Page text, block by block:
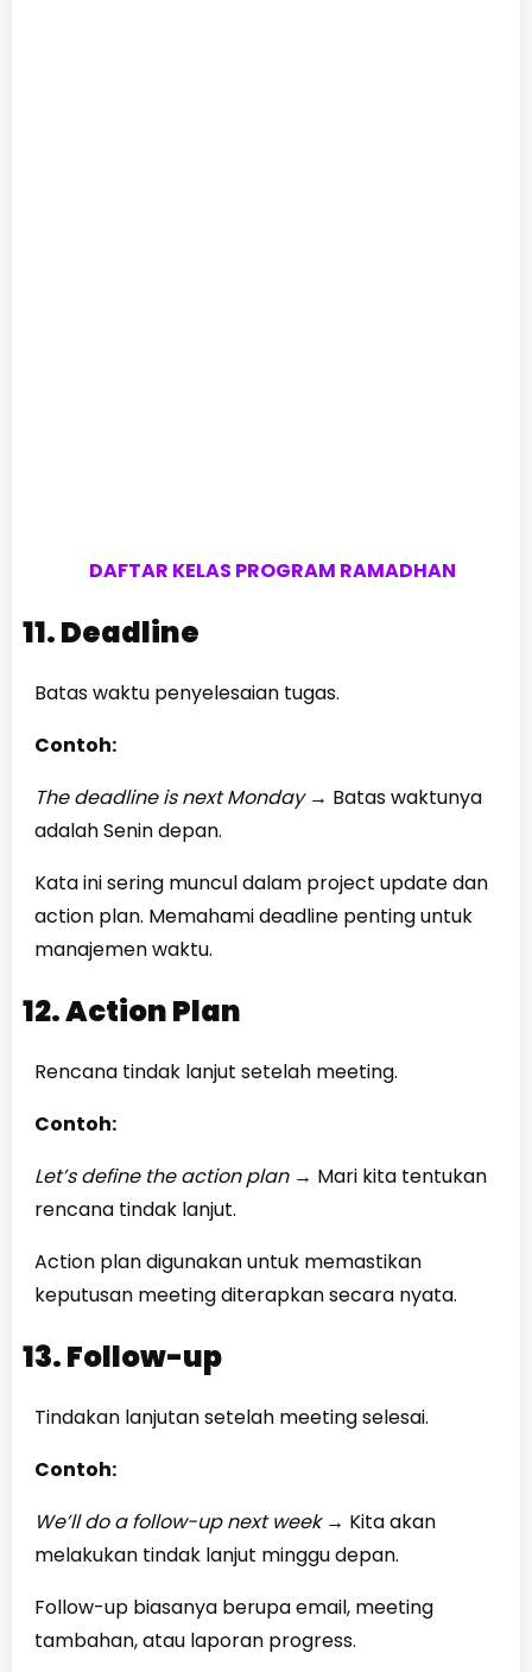
DAFTAR KELAS PROGRAM RAMADHAN
11. Deadline
Batas waktu penyelesaian tugas.
Contoh:
The deadline is next Monday → Batas waktunya
adalah Senin depan.
Kata ini sering muncul dalam project update dan
action plan. Memahami deadline penting untuk
manajemen waktu.
12. Action Plan
Rencana tindak lanjut setelah meeting.
Contoh:
Let’s define the action plan → Mari kita tentukan
rencana tindak lanjut.
Action plan digunakan untuk memastikan
keputusan meeting diterapkan secara nyata.
13. Follow-up
Tindakan lanjutan setelah meeting selesai.
Contoh:
We’ll do a follow-up next week → Kita akan
melakukan tindak lanjut minggu depan.
Follow-up biasanya berupa email, meeting
tambahan, atau laporan progress.